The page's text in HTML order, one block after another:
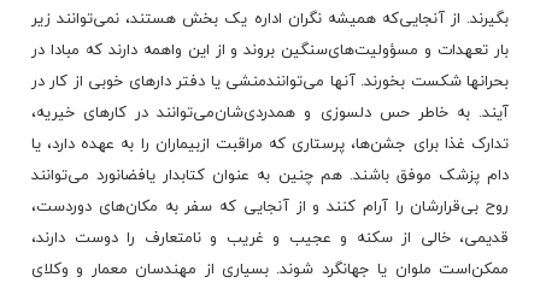
بگیرند. از آنجایی‌که‌ همیشه‌ نگران‌ اداره‌ یک‌ بخش‌ هستند، نمی‌توانند زیر
بار تعهدات‌ و مسؤولیت‌های‌سنگین‌ بروند و از این‌ واهمه‌ دارند که‌ مبادا در
بحرانها شکست‌ بخورند. آنها می‌توانندمنشی‌ یا دفتر دارهای‌ خوبی‌ از کار در
آیند. به‌ خاطر حس‌ دلسوزی‌ و همدردی‌شان‌می‌توانند در کارهای‌ خیریه‌،
تدارک‌ غذا برای‌ جشن‌ها، پرستاری‌ که‌ مراقبت‌ ازبیماران‌ را به‌ عهده‌ دارد، یا
دام‌ پزشک‌ موفق‌ باشند. هم‌ چنین‌ به‌ عنوان‌ کتابدار یافضانورد می‌توانند
روح‌ بی‌قرارشان‌ را آرام‌ کنند و از آنجایی‌ که‌ سفر به‌ مکان‌های‌ دوردست‌،
قدیمی‌، خالی‌ از سکنه‌ و عجیب‌ و غریب‌ و نامتعارف‌ را دوست‌ دارند،
ممکن‌است‌ ملوان‌ یا جهانگرد شوند. بسیاری‌ از مهندسان‌ معمار و وکلای‌